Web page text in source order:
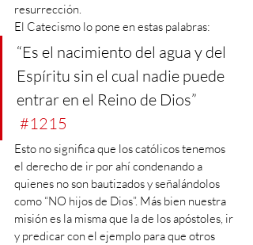
resurrección.
El Catecismo lo pone en estas palabras:
“Es el nacimiento del agua y del
Espíritu sin el cual nadie puede
entrar en el Reino de Dios”
#1215
Esto no significa que los católicos tenemos
el derecho de ir por ahí condenando a
quienes no son bautizados y señalándolos
como “NO hijos de Dios”. Más bien nuestra
misión es la misma que la de los apóstoles, ir
y predicar con el ejemplo para que otros